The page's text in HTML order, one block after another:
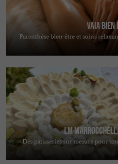
Vaia
Parenthèse bien-être et soins
LM
Des pâtisseries sur mesure pour